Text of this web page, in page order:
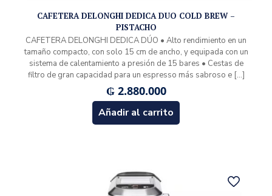
CAFETERA DELONGHI DEDICA DUO COLD BREW –
PISTACHO
CAFETERA DELONGHI DEDICA DÚO • Alto rendimiento en un
tamaño compacto, con solo 15 cm de ancho, y equipada con un
sistema de calentamiento a presión de 15 bares • Cestas de
filtro de gran capacidad para un espresso más sabroso e[…]
₲2.880.000
Añadir al carrito